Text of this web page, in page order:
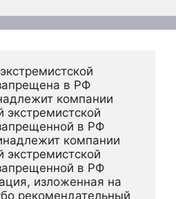
в РФ
компании
экстремистской
в РФ
компании
экстремистской
в РФ
изложенная на
рекомендательный